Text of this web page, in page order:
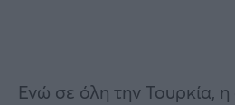
Ενώ σε όλη την Τουρκία, η